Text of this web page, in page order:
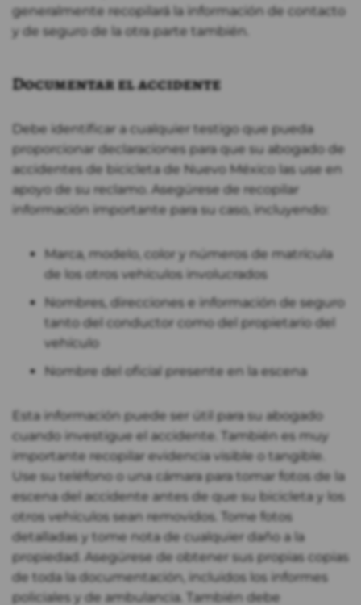
generalmente recopilará la información de contacto
y de seguro de la otra parte también.
Documentar el accidente
Debe identificar a cualquier testigo que pueda
proporcionar declaraciones para que su abogado de
accidentes de bicicleta de Nuevo México las use en
apoyo de su reclamo. Asegúrese de recopilar
información importante para su caso, incluyendo:
Marca, modelo, color y números de matrícula
de los otros vehículos involucrados
Nombres, direcciones e información de seguro
tanto del conductor como del propietario del
vehículo
Nombre del oficial presente en la escena
Esta información puede ser útil para su abogado
cuando investigue el accidente. También es muy
importante recopilar evidencia visible o tangible.
Use su teléfono o una cámara para tomar fotos de la
escena del accidente antes de que su bicicleta y los
otros vehículos sean removidos. Tome fotos
detalladas y tome nota de cualquier daño a la
propiedad. Asegúrese de obtener sus propias copias
de toda la documentación, incluidos los informes
policiales y de ambulancia. También debe